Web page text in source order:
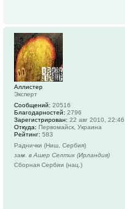
Аллистер
Эксперт
Сообщений: 20516
Благодарностей: 2796
Зарегистрирован: 22 авг 2010, 22:46
Откуда: Первомайск, Украина
Рейтинг: 583
Раднички (Ниш, Сербия)
зам. в Ашер Селтик (Ирландия)
Сборная Сербии (нац.)